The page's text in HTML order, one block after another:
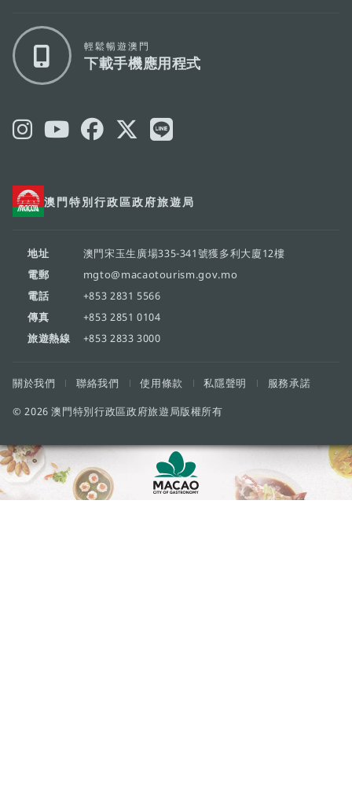
澳門特別行政區政府旅遊局
地址
澳門宋玉生廣場335-341號獲多利大廈12樓
電郵
mgto@macaotourism.gov.mo
電話
+853 2831 5566
傳真
+853 2851 0104
旅遊熱線
+853 2833 3000
輕鬆暢遊澳門
下載手機應用程式
關於我們 聯絡我們 使用條款 私隱聲明
服務承諾
© 2026 澳門特別行政區政府旅遊局版權所有